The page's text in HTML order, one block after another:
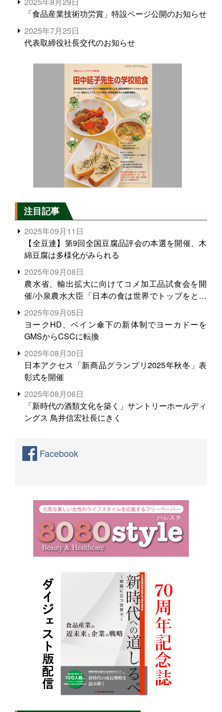
「食品産業技術功労賞」特設ページ公開のお知らせ
2025年7月25日
代表取締役社長交代のお知らせ
注目記事
2025年09月11日
【全豆連】第9回全国豆腐品評会の本選を開催、木
綿豆腐は多様化がみられる
2025年09月08日
農水省、輸出拡大に向けてコメ加工品試食会を開
催/小泉農水大臣「日本の食は世界でトップをとれ
る。米増産に向けて、米輸出需要の拡大を」
2025年09月05日
ヨークHD、ベイン傘下の新体制でヨーカドーを
GMSからCSCに転換
2025年08月30日
日本アクセス「新商品グランプリ2025年秋冬」表
彰式を開催
2025年08月06日
「新時代の酒類文化を築く」サントリーホールディ
ングス 鳥井信宏社長にきく
Facebook